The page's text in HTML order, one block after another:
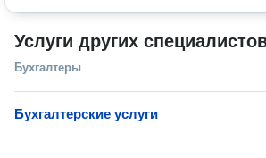
Услуги других
Бухгалтеры
Бухгалтерские услуги